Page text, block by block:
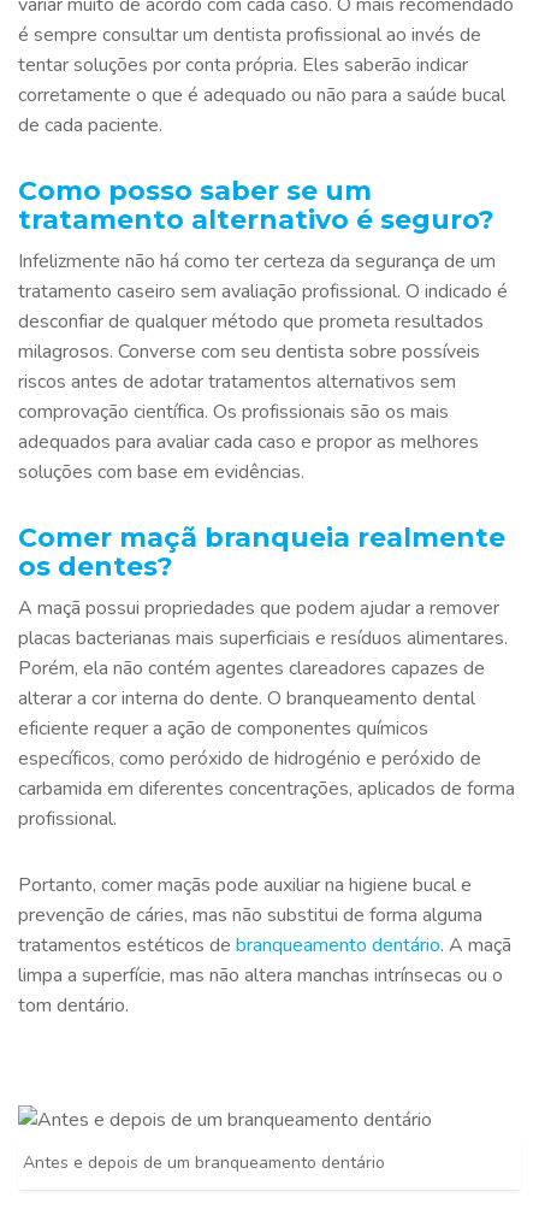
é sempre consultar um dentista profissional ao invés de
tentar soluções por conta própria. Eles saberão indicar
corretamente o que é adequado ou não para a saúde bucal
de cada paciente.
Como posso saber se um
tratamento alternativo é seguro?
Infelizmente não há como ter certeza da segurança de um
tratamento caseiro sem avaliação profissional. O indicado é
desconfiar de qualquer método que prometa resultados
milagrosos. Converse com seu dentista sobre possíveis
riscos antes de adotar tratamentos alternativos sem
comprovação científica. Os profissionais são os mais
adequados para avaliar cada caso e propor as melhores
soluções com base em evidências.
Comer maçã branqueia realmente
os dentes?
A maçã possui propriedades que podem ajudar a remover
placas bacterianas mais superficiais e resíduos alimentares.
Porém, ela não contém agentes clareadores capazes de
alterar a cor interna do dente. O branqueamento dental
eficiente requer a ação de componentes químicos
específicos, como peróxido de hidrogénio e peróxido de
carbamida em diferentes concentrações, aplicados de forma
profissional.
Portanto, comer maçãs pode auxiliar na higiene bucal e
prevenção de cáries, mas não substitui de forma alguma
tratamentos estéticos de branqueamento dentário. A maçã
limpa a superfície, mas não altera manchas intrínsecas ou o
tom dentário.
Antes e depois de um branqueamento dentário